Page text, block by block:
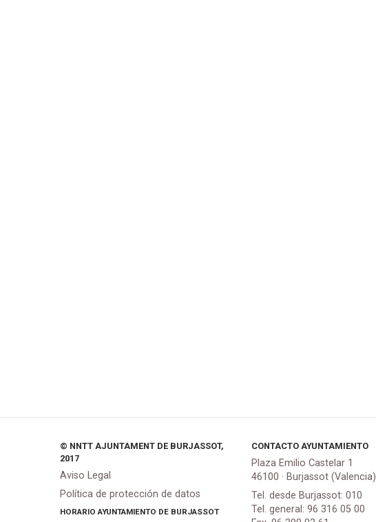
© NNTT AJUNTAMENT DE BURJASSOT,
2017
Aviso Legal
Política de protección de datos
HORARIO AYUNTAMIENTO DE BURJASSOT
CONTACTO AYUNTAMIENTO
Plaza Emilio Castelar 1
46100 · Burjassot (Valencia)
Tel. desde Burjassot: 010
Tel. general: 96 316 05 00